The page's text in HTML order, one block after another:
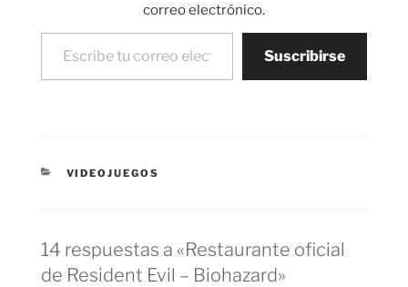
correo electrónico.
Escribe tu correo electrónico…
Suscribirse
CATEGORÍAS
VIDEOJUEGOS
14 respuestas a «Restaurante oficial
de Resident Evil – Biohazard»